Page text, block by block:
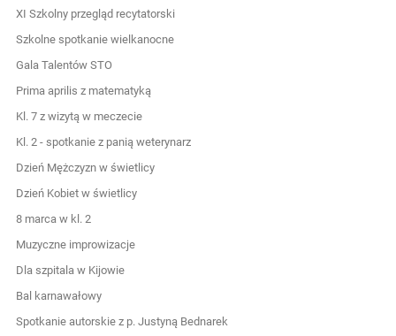
XI Szkolny przegląd recytatorski
Szkolne spotkanie wielkanocne
Gala Talentów STO
Prima aprilis z matematyką
Kl. 7 z wizytą w meczecie
Kl. 2 - spotkanie z panią weterynarz
Dzień Mężczyzn w świetlicy
Dzień Kobiet w świetlicy
8 marca w kl. 2
Muzyczne improwizacje
Dla szpitala w Kijowie
Bal karnawałowy
Spotkanie autorskie z p. Justyną Bednarek